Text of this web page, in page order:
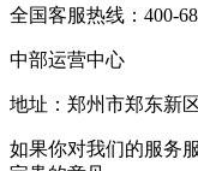
全国客服热线：400-
中部运营中心
地址：郑州市郑东新
如果你对我们的服务